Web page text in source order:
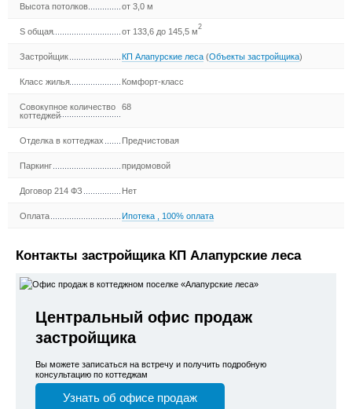
Высота потолков от 3,0 м
S общая от 133,6 до 145,5 м2
Застройщик КП Алапурские леса (Объекты застройщика)
Класс жилья Комфорт-класс
Совокупное количество
коттеджей
68
Отделка в коттеджах Предчистовая
Паркинг придомовой
Договор 214 ФЗ Нет
Оплата Ипотека 100% оплата
Контакты застройщика КП Алапурские леса
Центральный офис продаж
застройщика
Вы можете записаться на встречу и получить подробную
консультацию по коттеджам
Узнать об офисе продаж